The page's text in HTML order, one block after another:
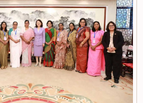
ஆஜராகினர். இந்த நடவடிக்கைகளின் போது, அவர்கள்
கோரினர். உரிய பரிசீலனையின் பின்னர்,
ஏற்றுக்கொண்டுள்ளார்கள் என்பதையும், பாராளுமன்றக்
தாபிக்கப்பட்ட நடைமுறைகளை மதிப்பதன்
வெளிப்படுத்தியுள்ளனர் என்பதையும் கவனத்திற்கொண்டு,
பற்றிய குழுவானது அரசாங்க பொறுப்பு முயற்சிகள் பற்றிய
மன்னிப்பை ஏற்றுக்கொண்டது.பாராளுமன்றக்
அனைத்து தனிநபர்களும் மிக உயர்ந்த நடத்தை தரநிலைகளைக்
நடைமுறைகளுக்கு இணங்க வேண்டும் மற்றும் எல்லா
மற்றும் அதிகாரத்தை நிலைநிறுத்த வேண்டும் என்று
பொறுப்பு முயற்சிகள் பற்றிய குழுஇலங்கை